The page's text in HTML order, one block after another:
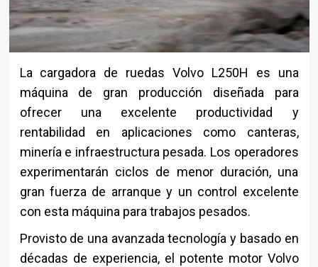
La cargadora de ruedas Volvo L250H es una
máquina de gran producción diseñada para
ofrecer una excelente productividad y
rentabilidad en aplicaciones como canteras,
minería e infraestructura pesada. Los operadores
experimentarán ciclos de menor duración, una
gran fuerza de arranque y un control excelente
con esta máquina para trabajos pesados.
Provisto de una avanzada tecnología y basado en
décadas de experiencia, el potente motor Volvo